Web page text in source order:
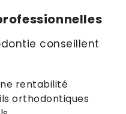
conseillent
rentabilité
orthodontiques